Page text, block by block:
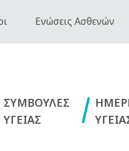
Ενώσεις Ασθενών
ΣΥΜΒΟΥΛΕΣ
ΥΓΕΙΑΣ